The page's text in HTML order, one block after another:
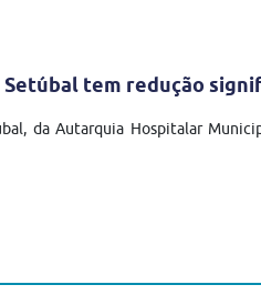
tem redução
da Autarquia Hospitalar